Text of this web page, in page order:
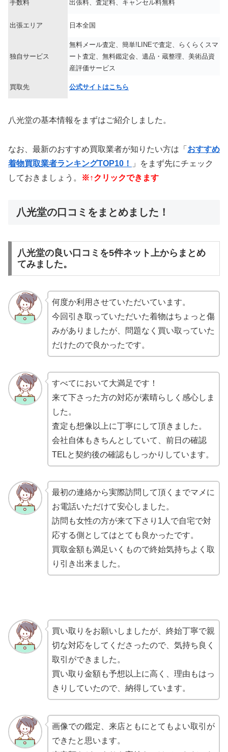
手数料 出張料、査定料、キャンセル料無料
出張エリア 日本全国
独自サービス
無料メール査定、簡単!LINEで査定、らくらくスマ
ート査定、無料鑑定会、遺品・蔵整理、美術品資
産評価サービス
買取先 公式サイトはこちら
八光堂の基本情報をまずはご紹介しました。
なお、最新のおすすめ買取業者が知りたい方は「 おすすめ
着物買取業者ランキングTOP10！
」をまず先にチェック
しておきましょう。
※↑クリックできます
八光堂の口コミをまとめました！
八光堂の良い口コミを5件ネット上からまとめ
てみました。
何度か利用させていただいています。
今回引き取っていただいた着物はちょっと傷
みがありましたが、問題なく買い取っていた
だけたので良かったです。
すべてにおいて大満足です！
来て下さった方の対応が素晴らしく感心しま
した。
査定も想像以上に丁寧にして頂きました。
会社自体もきちんとしていて、前日の確認
TELと契約後の確認もしっかりしています。
最初の連絡から実際訪問して頂くまでマメに
お電話いただけて安心しました。
訪問も女性の方が来て下さり1人で自宅で対
応する側としてはとても良かったです。
買取金額も満足いくもので終始気持ちよく取
り引き出来ました。
買い取りをお願いしましたが、終始丁寧で親
切な対応をしてくださったので、気持ち良く
取引ができました。
買い取り金額も予想以上に高く、理由もはっ
きりしていたので、納得しています。
画像での鑑定、来店ともにとてもよい取引が
できたと思います。